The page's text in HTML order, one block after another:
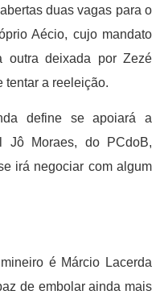
duas vagas para o
Aécio, cujo mandato
outra deixada por Zezé
tentar a reeleição.
define se apoiará a
Jô Moraes, do PCdoB,
irá negociar com algum
é Márcio Lacerda
de embolar ainda mais